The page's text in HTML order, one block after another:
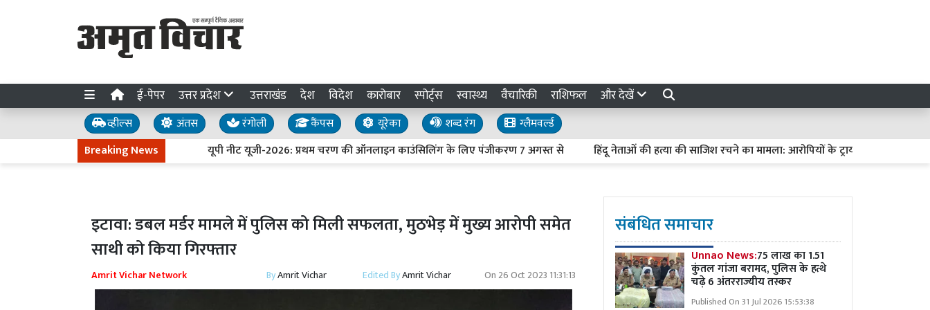
ई-पेपर उत्तर प्रदेश उत्तराखंड देश विदेश कारोबार स्पोर्ट्स स्वास्थ्य वैचारिकी राशिफल और देखें
व्हील्स अंतस रंगोली कैंपस यूरेका शब्द रंग
ग्लैमवर्ल्ड
Breaking News
यूपी नीट यूजी-2026: प्रथम चरण की ऑनलाइन काउंसिलिंग के लिए पंजीकरण 7 अगस्त से हिंदू नेताओं की हत्या की साजिश रचने का मामला: आरोपियों के ट्रायल में देरी पर हाईकोर्ट सख्त,
इटावा: डबल मर्डर मामले में पुलिस को मिली सफलता, मुठभेड़ में मुख्य आरोपी समेत
साथी को किया गिरफ्तार
Amrit Vichar Network ByAmrit Vichar Edited ByAmrit Vichar On 26 Oct 2023 11:31:13
संबंधित समाचार
Unnao News:75 लाख का 1.51
कुंतल गांजा बरामद, पुलिस के हत्थे
चढ़े 6 अंतरराज्यीय तस्कर
Published On 31 Jul 2026 15:53:38